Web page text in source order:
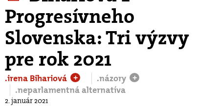
Progresívneho
Slovenska: Tri výzvy
pre rok 2021
.irena Bihariová + .názory +
.neparlamentná alternatíva
2. január 2021